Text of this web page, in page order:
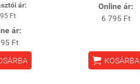
ár:
Ft
ár:
Ft
Online ár:
6 795 Ft
 KOSÁRBA